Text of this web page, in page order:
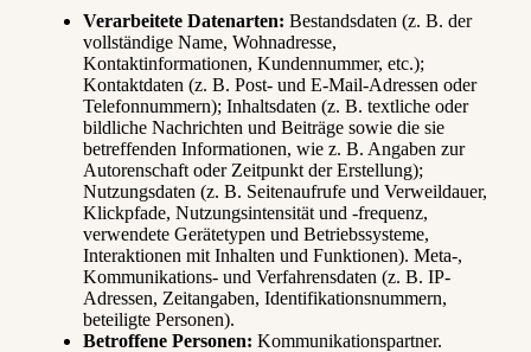
Verarbeitete Datenarten: Bestandsdaten (z. B. der
vollständige Name, Wohnadresse,
Kontaktinformationen, Kundennummer, etc.);
Kontaktdaten (z. B. Post- und E-Mail-Adressen oder
Telefonnummern); Inhaltsdaten (z. B. textliche oder
bildliche Nachrichten und Beiträge sowie die sie
betreffenden Informationen, wie z. B. Angaben zur
Autorenschaft oder Zeitpunkt der Erstellung);
Nutzungsdaten (z. B. Seitenaufrufe und Verweildauer,
Klickpfade, Nutzungsintensität und -frequenz,
verwendete Gerätetypen und Betriebssysteme,
Interaktionen mit Inhalten und Funktionen). Meta-,
Kommunikations- und Verfahrensdaten (z. B. IP-
Adressen, Zeitangaben, Identifikationsnummern,
beteiligte Personen).
Betroffene Personen: Kommunikationspartner.